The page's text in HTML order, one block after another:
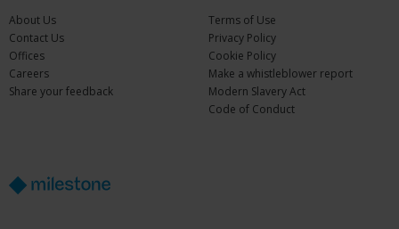
About Us
Contact Us
Offices
Careers
Share your feedback
Terms of Use
Privacy Policy
Cookie Policy
Make a whistleblower report
Modern Slavery Act
Code of Conduct